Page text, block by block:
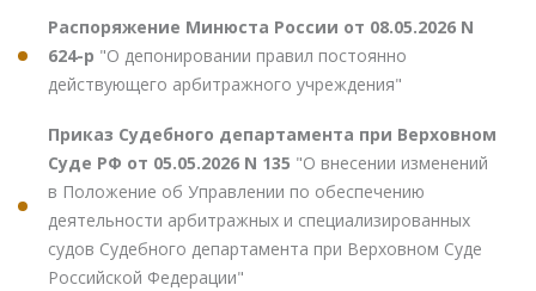
Распоряжение Минюста России от 08.05.2026 N
624-р "О депонировании правил постоянно
действующего арбитражного учреждения"
Приказ Судебного департамента при Верховном
Суде РФ от 05.05.2026 N 135 "О внесении изменений
в Положение об Управлении по обеспечению
деятельности арбитражных и специализированных
судов Судебного департамента при Верховном Суде
Российской Федерации"